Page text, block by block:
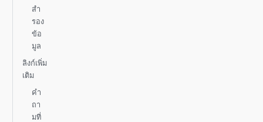
สำ
รอง
ข้อ
มูล
ลิงก์เพิ่ม
เติม
คำ
ถา
มที่